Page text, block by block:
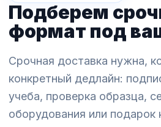
Подберем
формат под
Срочная доставка нужна,
конкретный дедлайн:
учеба, проверка образца,
оборудования или подарок